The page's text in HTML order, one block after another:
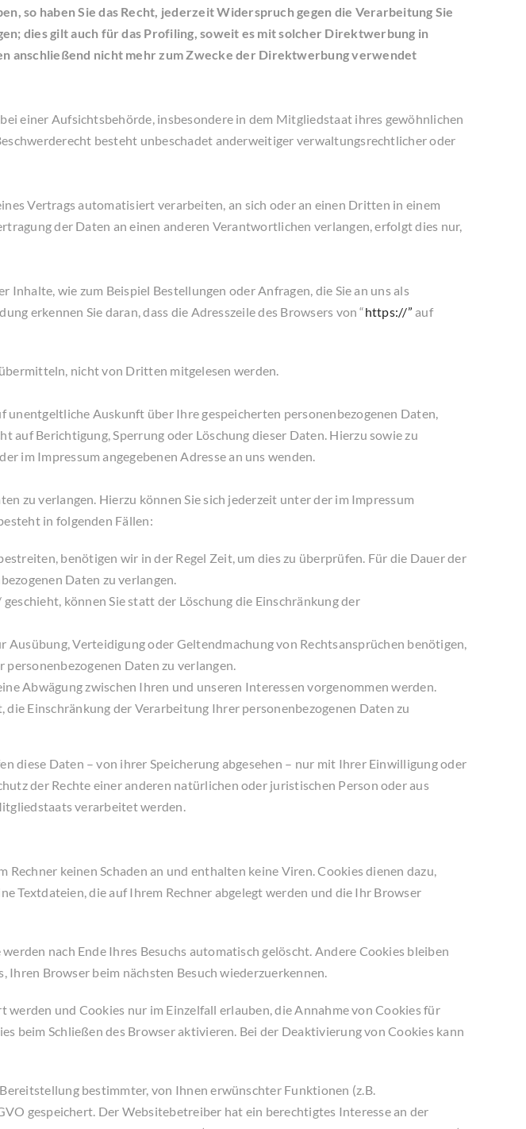
so haben Sie das Recht, jederzeit Widerspruch gegen die Verarbeitung Sie
dies gilt auch für das Profiling, soweit es mit solcher Direktwerbung in
anschließend nicht mehr zum Zwecke der Direktwerbung verwendet
einer Aufsichtsbehörde, insbesondere in dem Mitgliedstaat ihres gewöhnlichen
besteht unbeschadet anderweitiger verwaltungsrechtlicher oder
Vertrags automatisiert verarbeiten, an sich oder an einen Dritten in einem
der Daten an einen anderen Verantwortlichen verlangen, erfolgt dies nur,
wie zum Beispiel Bestellungen oder Anfragen, die Sie an uns als
erkennen Sie daran, dass die Adresszeile des Browsers von “https://” auf
nicht von Dritten mitgelesen werden.
unentgeltliche Auskunft über Ihre gespeicherten personenbezogenen Daten,
auf Berichtigung, Sperrung oder Löschung dieser Daten. Hierzu sowie zu
im Impressum angegebenen Adresse an uns wenden.
zu verlangen. Hierzu können Sie sich jederzeit unter der im Impressum
in folgenden Fällen:
benötigen wir in der Regel Zeit, um dies zu überprüfen. Für die Dauer der
Daten zu verlangen.
können Sie statt der Löschung die Einschränkung der
Verteidigung oder Geltendmachung von Rechtsansprüchen benötigen,
Daten zu verlangen.
Abwägung zwischen Ihren und unseren Interessen vorgenommen werden.
Einschränkung der Verarbeitung Ihrer personenbezogenen Daten zu
diese Daten – von ihrer Speicherung abgesehen – nur mit Ihrer Einwilligung oder
der Rechte einer anderen natürlichen oder juristischen Person oder aus
verarbeitet werden.
keinen Schaden an und enthalten keine Viren. Cookies dienen dazu,
Textdateien, die auf Ihrem Rechner abgelegt werden und die Ihr Browser
nach Ende Ihres Besuchs automatisch gelöscht. Andere Cookies bleiben
Ihren Browser beim nächsten Besuch wiederzuerkennen.
werden und Cookies nur im Einzelfall erlauben, die Annahme von Cookies für
beim Schließen des Browser aktivieren. Bei der Deaktivierung von Cookies kann
bestimmter, von Ihnen erwünschter Funktionen (z.B.
gespeichert. Der Websitebetreiber hat ein berechtigtes Interesse an der